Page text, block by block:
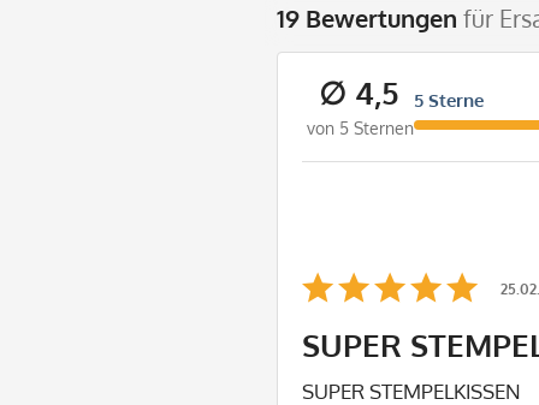
19 Bewertungen für
∅ 4,5
von 5 Sternen
5 Sterne
SUPER
SUPER STEMPELKISSEN